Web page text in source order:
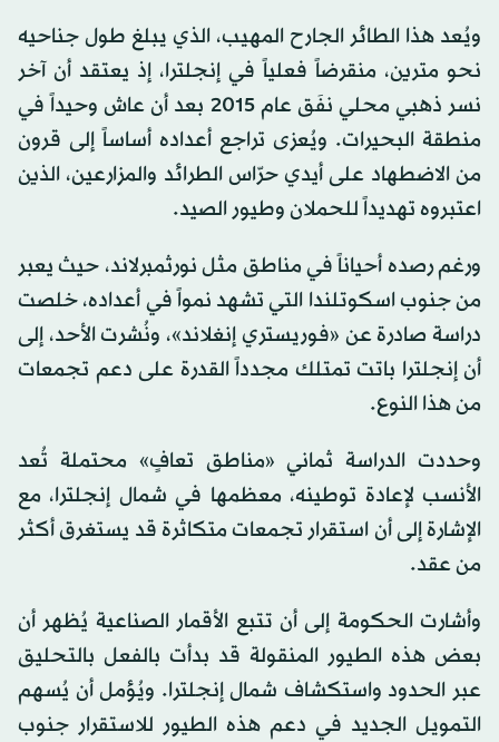
ويُعد هذا الطائر الجارح المهيب، الذي يبلغ طول جناحيه
نحو مترين، منقرضاً فعلياً في إنجلترا، إذ يعتقد أن آخر
نسر ذهبي محلي نفَق عام 2015 بعد أن عاش وحيداً في
منطقة البحيرات. ويُعزى تراجع أعداده أساساً إلى قرون
من الاضطهاد على أيدي حرّاس الطرائد والمزارعين، الذين
اعتبروه تهديداً للحملان وطيور الصيد.
ورغم رصده أحياناً في مناطق مثل نورثمبرلاند، حيث يعبر
من جنوب اسكوتلندا التي تشهد نمواً في أعداده، خلصت
دراسة صادرة عن «فوريستري إنغلاند»، ونُشرت الأحد، إلى
أن إنجلترا باتت تمتلك مجدداً القدرة على دعم تجمعات
من هذا النوع.
وحددت الدراسة ثماني «مناطق تعافٍ» محتملة تُعد
الأنسب لإعادة توطينه، معظمها في شمال إنجلترا، مع
الإشارة إلى أن استقرار تجمعات متكاثرة قد يستغرق أكثر
من عقد.
وأشارت الحكومة إلى أن تتبع الأقمار الصناعية يُظهر أن
بعض هذه الطيور المنقولة قد بدأت بالفعل بالتحليق
عبر الحدود واستكشاف شمال إنجلترا. ويُؤمل أن يُسهم
التمويل الجديد في دعم هذه الطيور للاستقرار جنوب